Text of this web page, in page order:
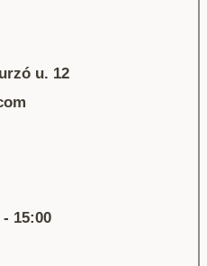
u. 12
15:00